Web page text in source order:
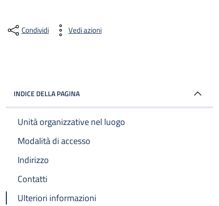
Condividi Vedi azioni
INDICE DELLA PAGINA
Unità organizzative nel luogo
Modalità di accesso
Indirizzo
Contatti
Ulteriori informazioni